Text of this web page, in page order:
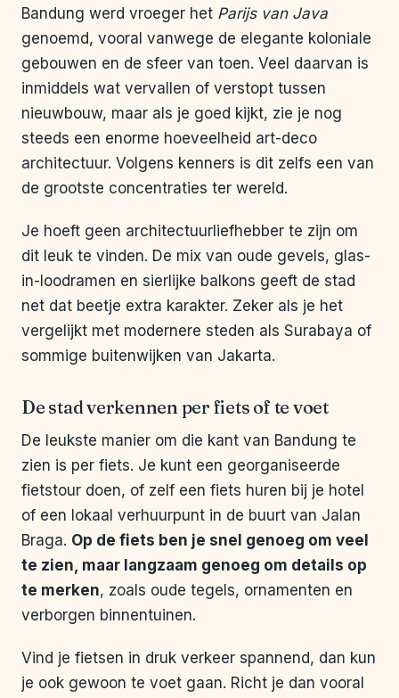
Bandung werd vroeger het Parijs van Java
genoemd, vooral vanwege de elegante koloniale
gebouwen en de sfeer van toen. Veel daarvan is
inmiddels wat vervallen of verstopt tussen
nieuwbouw, maar als je goed kijkt, zie je nog
steeds een enorme hoeveelheid art-deco
architectuur. Volgens kenners is dit zelfs een van
de grootste concentraties ter wereld.
Je hoeft geen architectuurliefhebber te zijn om
dit leuk te vinden. De mix van oude gevels, glas-
in-loodramen en sierlijke balkons geeft de stad
net dat beetje extra karakter. Zeker als je het
vergelijkt met modernere steden als Surabaya of
sommige buitenwijken van Jakarta.
De stad verkennen per fiets of te voet
De leukste manier om die kant van Bandung te
zien is per fiets. Je kunt een georganiseerde
fietstour doen, of zelf een fiets huren bij je hotel
of een lokaal verhuurpunt in de buurt van Jalan
Braga. Op de fiets ben je snel genoeg om veel
te zien, maar langzaam genoeg om details op
te merken, zoals oude tegels, ornamenten en
verborgen binnentuinen.
Vind je fietsen in druk verkeer spannend, dan kun
je ook gewoon te voet gaan. Richt je dan vooral